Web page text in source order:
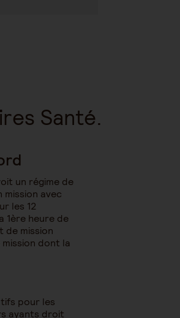
Santé.
un régime de
avec
les 12
1ère heure de
de mission
dont la
pour les
ayants droit